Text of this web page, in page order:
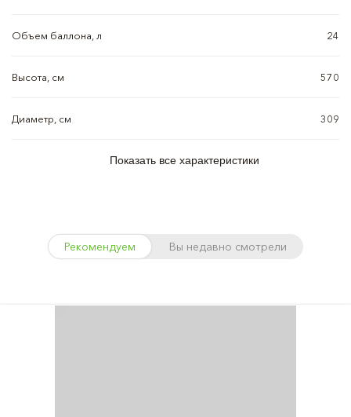
Объем баллона, л 24
Высота, см 570
Диаметр, см 309
Показать все характеристики
Рекомендуем Вы недавно смотрели